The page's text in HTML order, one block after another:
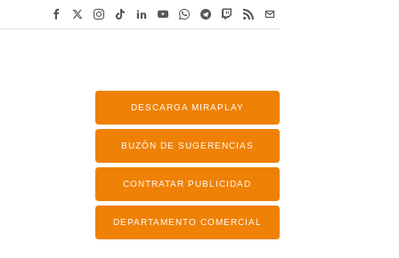
DESCARGA MIRAPLAY
BUZÓN DE SUGERENCIAS
CONTRATAR PUBLICIDAD
DEPARTAMENTO COMERCIAL